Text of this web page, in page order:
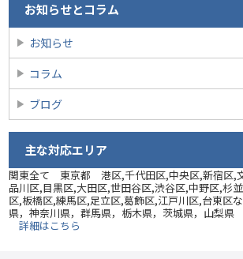
お知らせとコラム
お知らせ
コラム
ブログ
主な対応エリア
関東全て 東京都 港区,千代田区,中央区,新宿区,
品川区,目黒区,大田区,世田谷区,渋谷区,中野区,杉
区,板橋区,練馬区,足立区,葛飾区,江戸川区,台東区
県，神奈川県，群馬県，栃木県，茨城県，山梨県
詳細はこちら